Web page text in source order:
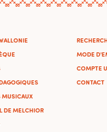
MUSICAUX
DE MELCHIOR
MODE
COMPTE
CONTACT